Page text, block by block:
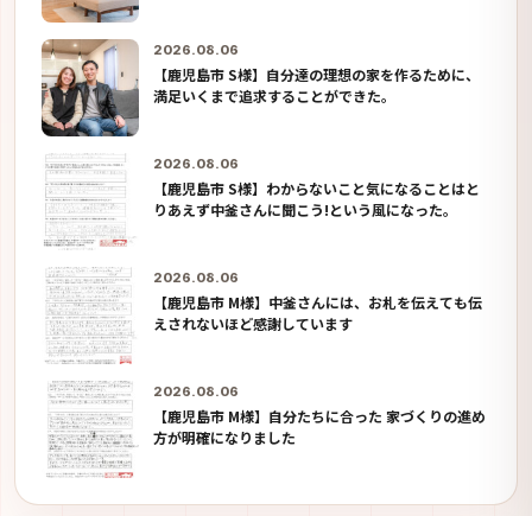
2026.08.06
【鹿児島市 S様】自分達の理想の家を作るために、
満足いくまで追求することができた。
2026.08.06
【鹿児島市 S様】わからないこと気になることはと
りあえず中釜さんに聞こう!という風になった。
2026.08.06
【鹿児島市 M様】中釜さんには、お札を伝えても伝
えされないほど感謝しています
2026.08.06
【鹿児島市 M様】自分たちに合った 家づくりの進め
方が明確になりました